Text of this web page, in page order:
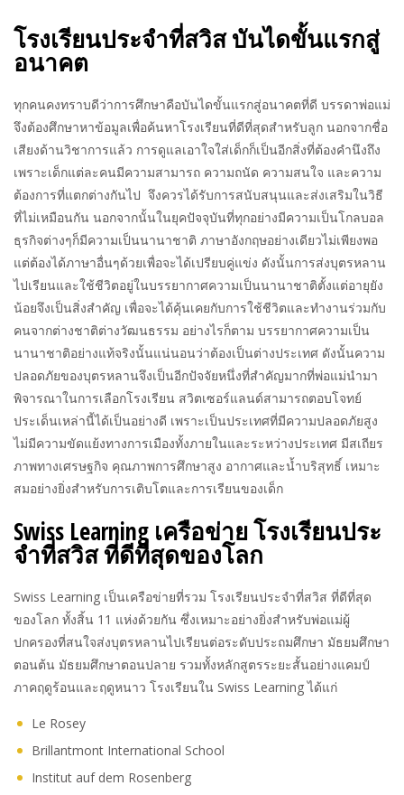
โรงเรียนประจำที่สวิส บันไดขั้นแรกสู่
อนาคต
ทุกคนคงทราบดีว่าการศึกษาคือบันไดขั้นแรกสู่อนาคตที่ดี บรรดาพ่อแม่
จึงต้องศึกษาหาข้อมูลเพื่อค้นหาโรงเรียนที่ดีที่สุดสำหรับลูก นอกจากชื่อ
เสียงด้านวิชาการแล้ว การดูแลเอาใจใส่เด็กก็เป็นอีกสิ่งที่ต้องคำนึงถึง
เพราะเด็กแต่ละคนมีความสามารถ ความถนัด ความสนใจ และความ
ต้องการที่แตกต่างกันไป จึงควรได้รับการสนับสนุนและส่งเสริมในวิธี
ที่ไม่เหมือนกัน นอกจากนั้นในยุคปัจจุบันที่ทุกอย่างมีความเป็นโกลบอล
ธุรกิจต่างๆก็มีความเป็นนานาชาติ ภาษาอังกฤษอย่างเดียวไม่เพียงพอ
แต่ต้องได้ภาษาอื่นๆด้วยเพื่อจะได้เปรียบคู่แข่ง ดังนั้นการส่งบุตรหลาน
ไปเรียนและใช้ชีวิตอยู่ในบรรยากาศความเป็นนานาชาติตั้งแต่อายุยัง
น้อยจึงเป็นสิ่งสำคัญ เพื่อจะได้คุ้นเคยกับการใช้ชีวิตและทำงานร่วมกับ
คนจากต่างชาติต่างวัฒนธรรม อย่างไรก็ตาม บรรยากาศความเป็น
นานาชาติอย่างแท้จริงนั้นแน่นอนว่าต้องเป็นต่างประเทศ ดังนั้นความ
ปลอดภัยของบุตรหลานจึงเป็นอีกปัจจัยหนึ่งที่สำคัญมากที่พ่อแม่นำมา
พิจารณาในการเลือกโรงเรียน สวิตเซอร์แลนด์สามารถตอบโจทย์
ประเด็นเหล่านี้ได้เป็นอย่างดี เพราะเป็นประเทศที่มีความปลอดภัยสูง
ไม่มีความขัดแย้งทางการเมืองทั้งภายในและระหว่างประเทศ มีสเถียร
ภาพทางเศรษฐกิจ คุณภาพการศึกษาสูง อากาศและน้ำบริสุทธิ์ เหมาะ
สมอย่างยิ่งสำหรับการเติบโตและการเรียนของเด็ก
Swiss Learning เครือข่าย โรงเรียนประ
จำที่สวิส ที่ดีที่สุดของโลก
Swiss Learning เป็นเครือข่ายที่รวม โรงเรียนประจำที่สวิส ที่ดีที่สุด
ของโลก ทั้งสิ้น 11 แห่งด้วยกัน ซึ่งเหมาะอย่างยิ่งสำหรับพ่อแม่ผู้
ปกครองที่สนใจส่งบุตรหลานไปเรียนต่อระดับประถมศึกษา มัธยมศึกษา
ตอนต้น มัธยมศึกษาตอนปลาย รวมทั้งหลักสูตรระยะสั้นอย่างแคมป์
ภาคฤดูร้อนและฤดูหนาว โรงเรียนใน Swiss Learning ได้แก่
Le Rosey
Brillantmont International School
Institut auf dem Rosenberg